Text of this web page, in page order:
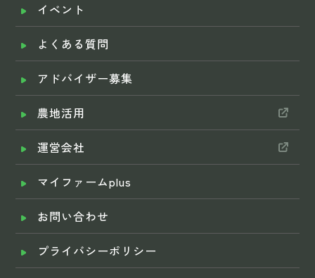
イベント
よくある質問
アドバイザー募集
農地活用
運営会社
マイファームplus
お問い合わせ
プライバシーポリシー